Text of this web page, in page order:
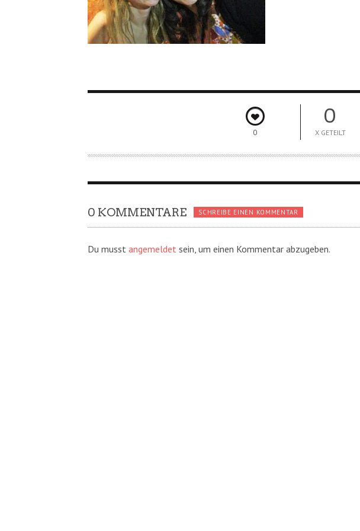
0
0
X GETEILT
0 KOMMENTARE SCHREIBE EINEN KOMMENTAR
Du musst angemeldet sein, um einen Kommentar abzugeben.